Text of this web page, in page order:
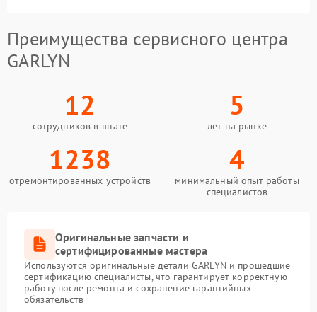
Преимущества сервисного центра
GARLYN
12
сотрудников в штате
5
лет на рынке
1238
отремонтированных устройств
4
минимальный опыт работы
специалистов
Оригинальные запчасти и
сертифицированные мастера
Используются оригинальные детали GARLYN и прошедшие
сертификацию специалисты, что гарантирует корректную
работу после ремонта и сохранение гарантийных
обязательств